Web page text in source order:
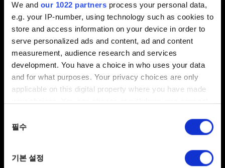
We and our 1022 partners process your personal data,
e.g. your IP-number, using technology such as cookies to
store and access information on your device in order to
serve personalized ads and content, ad and content
measurement, audience research and services
development. You have a choice in who uses your data
and for what purposes. Your privacy choices are only
applicable on this digital property where you have made
the Privacy trigger icon.
Collect information about your geographical
선택
필수
기본 설정
특히 시작 시 충돌은 이전 Windows 10 버전에서
발생합니다 (예: 버전 1607[빌드 14393] 및 버전 1703[빌드
15063]).최근에 출시된 DirectX12의새로운 버전
때문입니다.
윈도우즈 10 버전이 2004보다 낮은 경우 최신 버전으로
업데이트하십시오.Win+R을 누르고 "winver"를 여는 OS
버전을 확인할 수 있습니다.